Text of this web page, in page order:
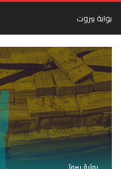
بوابة بيروت